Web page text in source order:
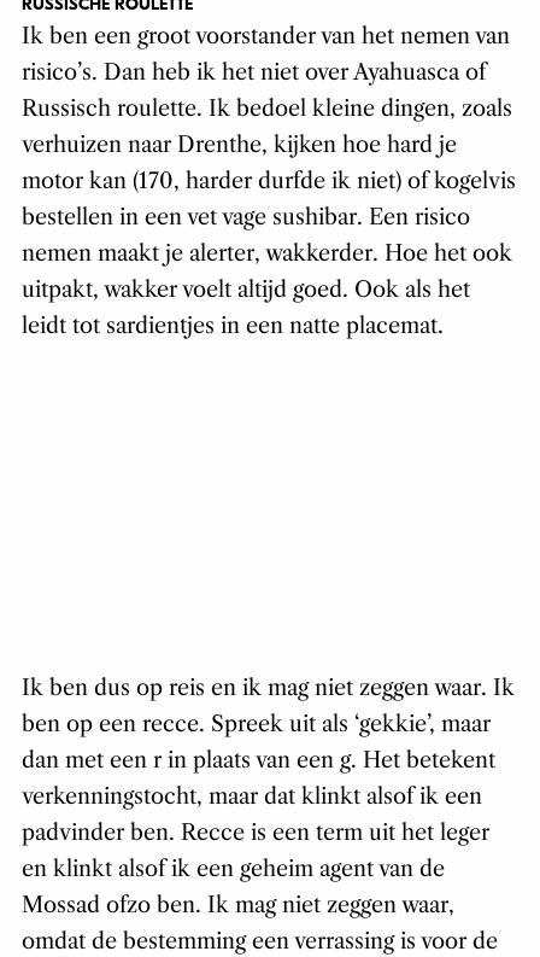
RUSSISCHE ROULETTE
Ik ben een groot voorstander van het nemen van
risico’s. Dan heb ik het niet over Ayahuasca of
Russisch roulette. Ik bedoel kleine dingen, zoals
verhuizen naar Drenthe, kijken hoe hard je
motor kan (170, harder durfde ik niet) of kogelvis
bestellen in een vet vage sushibar. Een risico
nemen maakt je alerter, wakkerder. Hoe het ook
uitpakt, wakker voelt altijd goed. Ook als het
leidt tot sardientjes in een natte placemat.
Ik ben dus op reis en ik mag niet zeggen waar. Ik
ben op een recce. Spreek uit als ‘gekkie’, maar
dan met een r in plaats van een g. Het betekent
verkenningstocht, maar dat klinkt alsof ik een
padvinder ben. Recce is een term uit het leger
en klinkt alsof ik een geheim agent van de
Mossad ofzo ben. Ik mag niet zeggen waar,
omdat de bestemming een verrassing is voor de